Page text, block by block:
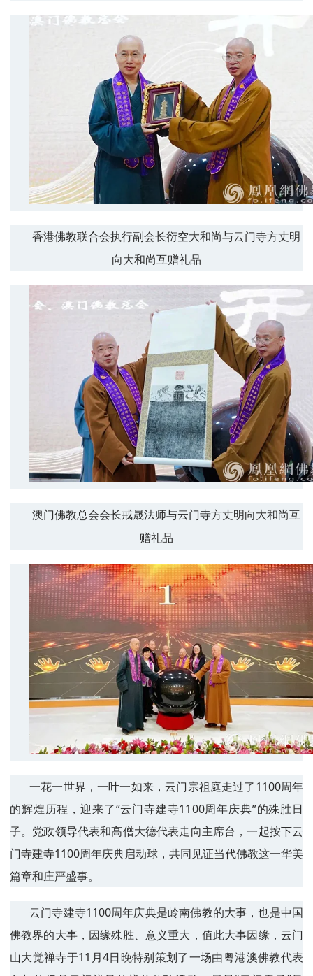
香港佛教联合会执行副会长衍空大和尚与云门寺方丈明
向大和尚互赠礼品
澳门佛教总会会长戒晟法师与云门寺方丈明向大和尚互
赠礼品
一花一世界，一叶一如来，云门宗祖庭走过了1100周年
的辉煌历程，迎来了“云门寺建寺1100周年庆典”的殊胜日
子。党政领导代表和高僧大德代表走向主席台，一起按下云
门寺建寺1100周年庆典启动球，共同见证当代佛教这一华美
篇章和庄严盛事。
云门寺建寺1100周年庆典是岭南佛教的大事，也是中国
佛教界的大事，因缘殊胜、意义重大，值此大事因缘，云门
山大觉禅寺于11月4日晚特别策划了一场由粤港澳佛教代表